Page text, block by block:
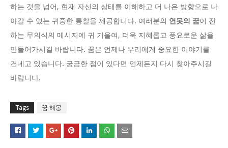
하는 것을 넘어, 현재 자신의 상태를 이해하고 더 나은 방향으로 나
아갈 수 있는 귀중한 통찰을 제공합니다. 여러분의 연못의 꿈이 전
하는 무의식의 메시지에 귀 기울여, 더욱 지혜롭고 풍요로운 삶을
만들어가시길 바랍니다. 꿈은 언제나 우리에게 중요한 이야기를
건네고 있습니다. 궁금한 점이 있다면 언제든지 다시 찾아주시길
바랍니다.
Tags 꿈 해몽